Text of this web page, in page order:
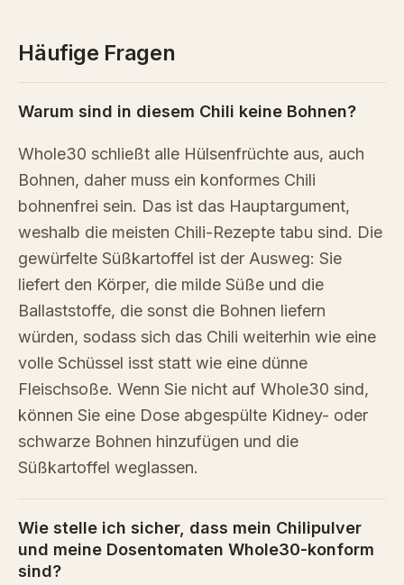
Häufige Fragen
Warum sind in diesem Chili keine Bohnen?
Whole30 schließt alle Hülsenfrüchte aus, auch
Bohnen, daher muss ein konformes Chili
bohnenfrei sein. Das ist das Hauptargument,
weshalb die meisten Chili-Rezepte tabu sind. Die
gewürfelte Süßkartoffel ist der Ausweg: Sie
liefert den Körper, die milde Süße und die
Ballaststoffe, die sonst die Bohnen liefern
würden, sodass sich das Chili weiterhin wie eine
volle Schüssel isst statt wie eine dünne
Fleischsoße. Wenn Sie nicht auf Whole30 sind,
können Sie eine Dose abgespülte Kidney- oder
schwarze Bohnen hinzufügen und die
Süßkartoffel weglassen.
Wie stelle ich sicher, dass mein Chilipulver
und meine Dosentomaten Whole30-konform
sind?